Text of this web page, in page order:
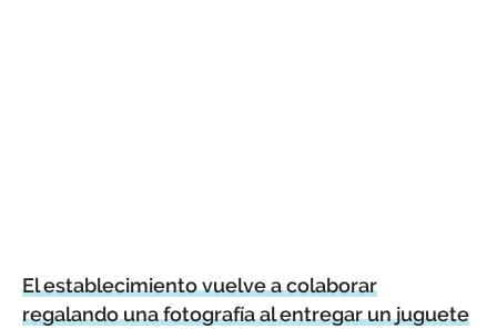
El establecimiento vuelve a colaborar
regalando una fotografía al entregar un juguete